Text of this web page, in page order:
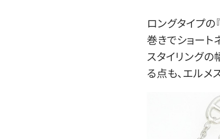
ロングタイプの
巻きでショート
スタイリング
る点も、エルメ